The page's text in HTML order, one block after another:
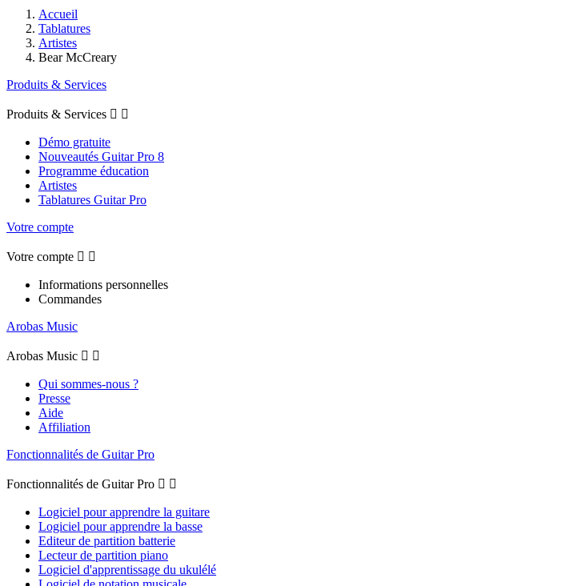
Accueil
Tablatures
Artistes
Bear McCreary
Produits & Services
Produits & Services  
Démo gratuite
Nouveautés Guitar Pro 8
Programme éducation
Artistes
Tablatures Guitar Pro
Votre compte
Votre compte  
Informations personnelles
Commandes
Arobas Music
Arobas Music  
Qui sommes-nous ?
Presse
Aide
Affiliation
Fonctionnalités de Guitar Pro
Fonctionnalités de Guitar Pro  
Logiciel pour apprendre la guitare
Logiciel pour apprendre la basse
Editeur de partition batterie
Lecteur de partition piano
Logiciel d'apprentissage du ukulélé